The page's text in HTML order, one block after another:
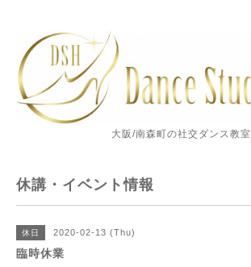
大阪/南森町の社交ダンス教室
休講・イベント情報
休日 2020-02-13 (Thu)
臨時休業